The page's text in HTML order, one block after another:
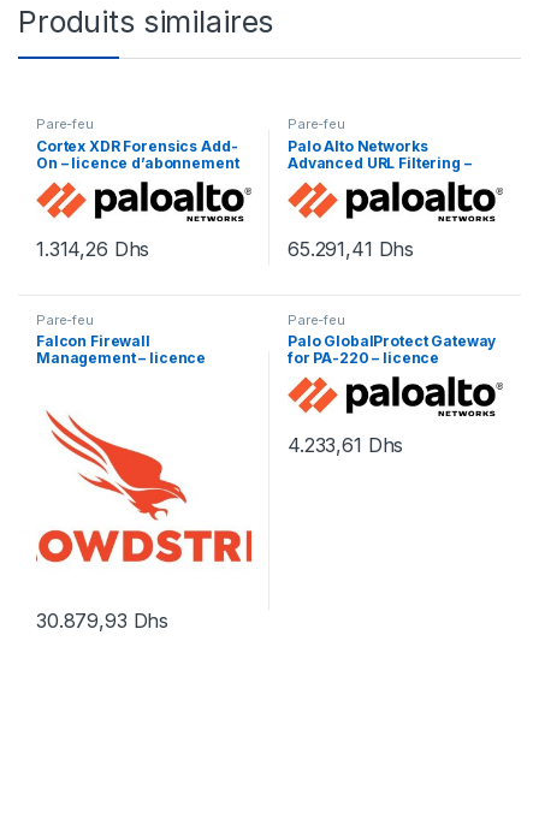
Produits similaires
Pare-feu
Cortex XDR Forensics Add-
On – licence d’abonnement
(1 an) – 1 licence
1.314,26 Dhs
Pare-feu
Palo Alto Networks
Advanced URL Filtering –
renouvellement de la
licence d’abonnement (3
ans) – 1 périphérique dans la
65.291,41 Dhs
Pare-feu
Falcon Firewall
Management – licence
30.879,93 Dhs
Pare-feu
Palo GlobalProtect Gateway
for PA-220 – licence
d’abonnement (1 an) – 1
licence
4.233,61 Dhs